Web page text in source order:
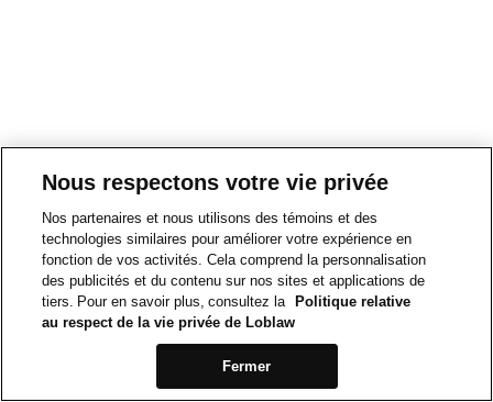
Nous respectons votre vie privée
Nos partenaires et nous utilisons des témoins et des
technologies similaires pour améliorer votre expérience en
fonction de vos activités. Cela comprend la personnalisation
des publicités et du contenu sur nos sites et applications de
tiers. Pour en savoir plus, consultez la
Politique relative
au respect de la vie privée de Loblaw
Fermer